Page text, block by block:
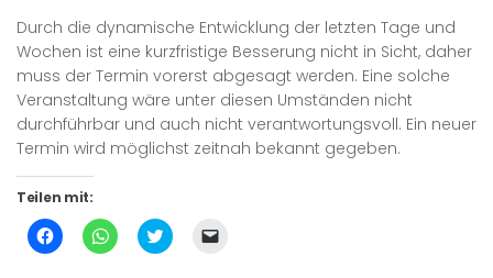
Durch die dynamische Entwicklung der letzten Tage und
Wochen ist eine kurzfristige Besserung nicht in Sicht, daher
muss der Termin vorerst abgesagt werden. Eine solche
Veranstaltung wäre unter diesen Umständen nicht
durchführbar und auch nicht verantwortungsvoll. Ein neuer
Termin wird möglichst zeitnah bekannt gegeben.
Teilen mit:
Klick,
um
Klicken,
um
Klick,
um